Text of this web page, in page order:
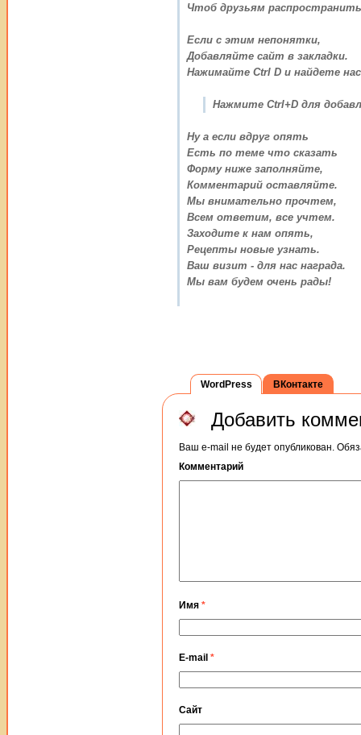
Чтоб друзьям
Если с этим непонятки,
Добавляйте сайт в закладки.
Нажимайте Ctrl D и найдете
Нажмите Ctrl+D для
Ну а если вдруг опять
Есть по теме что сказать
Форму ниже заполняйте,
Комментарий оставляйте.
Мы внимательно прочтем,
Всем ответим, все учтем.
Заходите к нам опять,
Рецепты новые узнать.
Ваш визит - для нас награда.
Мы вам будем очень рады!
WordPress
Добавить
Ваш e-mail не будет опубликован.
Комментарий
Имя *
E-mail *
Сайт
ВКонтакте